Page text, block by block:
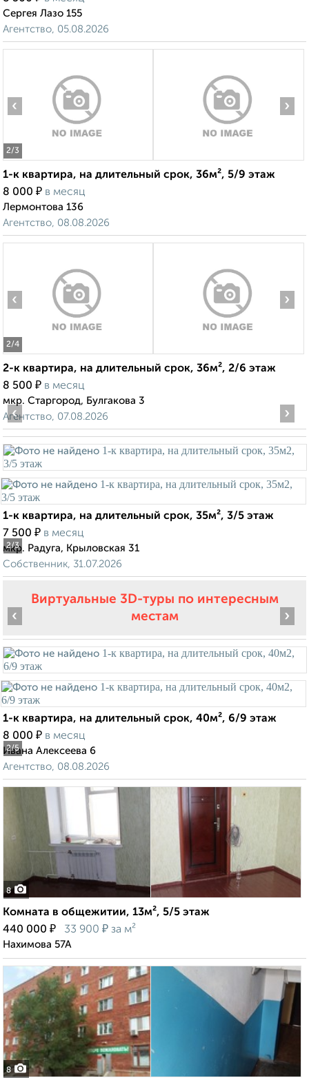
Сергея Лазо 155
Агентство, 05.08.2026
2/3
‹ ›
1-к квартира, на длительный срок, 36м², 5/9 этаж
8 000 ₽ в месяц
Лермонтова 136
Агентство, 08.08.2026
2/4
‹ ›
2-к квартира, на длительный срок, 36м², 2/6 этаж
8 500 ₽ в месяц
мкр. Старгород, Булгакова 3
Агентство, 07.08.2026
2/3
‹ ›
1-к квартира, на длительный срок, 35м², 3/5 этаж
7 500 ₽ в месяц
мкр. Радуга, Крыловская 31
Собственник, 31.07.2026
Виртуальные 3D-туры по интересным
местам
2/5
‹ ›
1-к квартира, на длительный срок, 40м², 6/9 этаж
8 000 ₽ в месяц
Ивана Алексеева 6
Агентство, 08.08.2026
8
Комната в общежитии, 13м², 5/5 этаж
440 000 ₽ 33 900 ₽ за м²
Нахимова 57А
8